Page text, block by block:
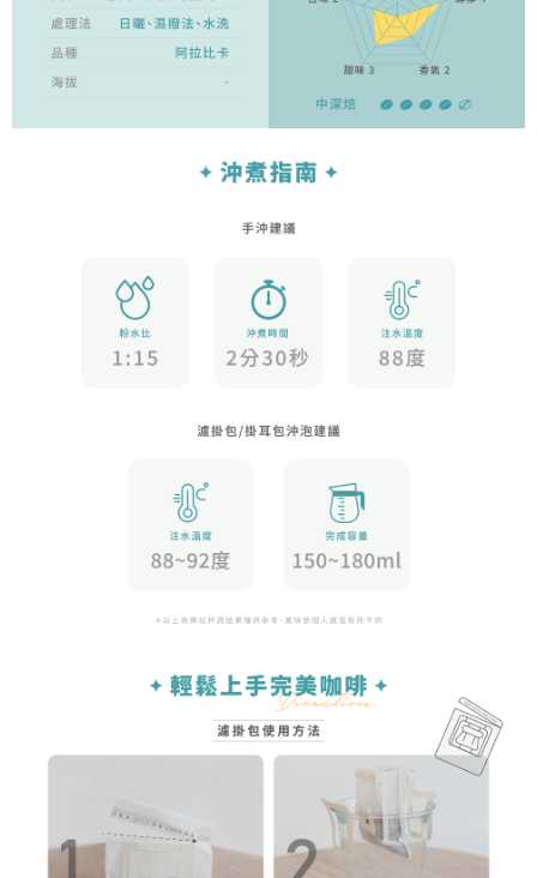
請求用戶進行身份認證。
５．嚴禁一人註冊多個帳號或使用他人資訊註冊。若發現惡意使用之情形，
恩沛科技股份有限公司將有權停止該用戶之使用額度並採取法律行動。